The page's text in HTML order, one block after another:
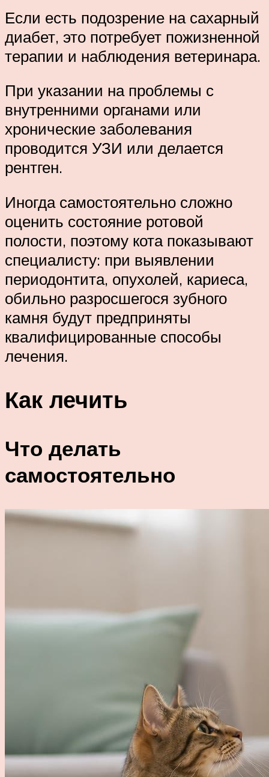
Если есть подозрение на сахарный
диабет, это потребует пожизненной
терапии и наблюдения ветеринара.
При указании на проблемы с
внутренними органами или
хронические заболевания
проводится УЗИ или делается
рентген.
Иногда самостоятельно сложно
оценить состояние ротовой
полости, поэтому кота показывают
специалисту: при выявлении
периодонтита, опухолей, кариеса,
обильно разросшегося зубного
камня будут предприняты
квалифицированные способы
лечения.
Как лечить
Что делать
самостоятельно